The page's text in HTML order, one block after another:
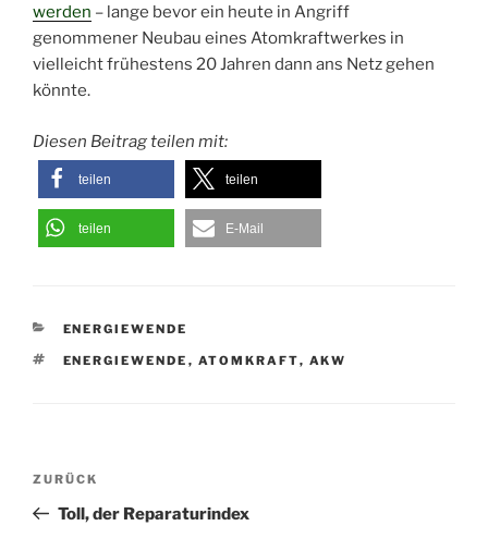
werden – lange bevor ein heute in Angriff
genommener Neubau eines Atomkraftwerkes in
vielleicht frühestens 20 Jahren dann ans Netz gehen
könnte.
Diesen Beitrag teilen mit:
teilen teilen
teilen E-Mail
KATEGORIEN
ENERGIEWENDE
SCHLAGWÖRTER
ENERGIEWENDE , ATOMKRAFT, AKW
Beitragsnavigation
Vorheriger
Beitrag
ZURÜCK
Toll, der Reparaturindex